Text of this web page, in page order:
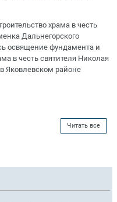
храма в честь
Дальнегорского
освящение фундамента и
в честь святителя Николая
Яковлевском районе
Читать все